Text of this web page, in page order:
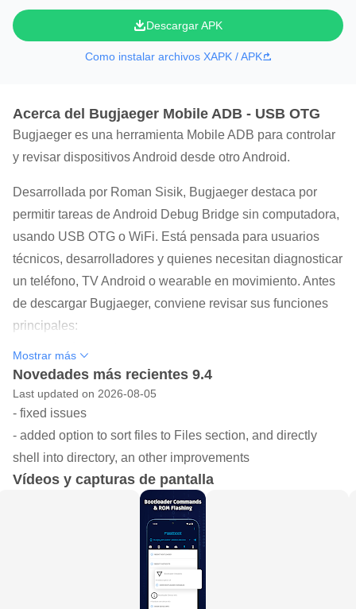
Descargar APK
Como instalar archivos XAPK / APK
Acerca del Bugjaeger Mobile ADB - USB OTG
Bugjaeger es una herramienta Mobile ADB para controlar
y revisar dispositivos Android desde otro Android.
Desarrollada por Roman Sisik, Bugjaeger destaca por
permitir tareas de Android Debug Bridge sin computadora,
usando USB OTG o WiFi. Está pensada para usuarios
técnicos, desarrolladores y quienes necesitan diagnosticar
un teléfono, TV Android o wearable en movimiento. Antes
de descargar Bugjaeger, conviene revisar sus funciones
principales:
Android compatibles.
Comandos ADB, shell remoto y scripts personalizados
desde el móvil.
Instalación, extracción y copia de APK entre
dispositivos Android.
Lectura de logcat, capturas, procesos y datos del
Soporte para fastboot, recovery y pruebas en Android
Mostrar más
Novedades más recientes 9.4
Last updated on 2026-08-05
- fixed issues
- added option to sort files to Files section, and directly
shell into directory, an other improvements
Vídeos y capturas de pantalla